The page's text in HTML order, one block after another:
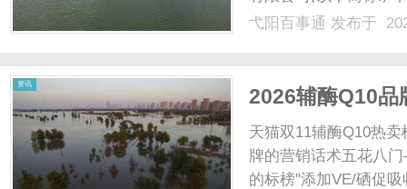
Honda),携海陆空全领
弋阳百事通 发布于
资讯
2026辅酶Q10品
费者用脚投票选
天猫双11辅酶Q10热
牌的营销话术五花八
的标榜"添加VE/硒促